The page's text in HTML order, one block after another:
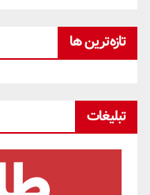
تازه‌ترین ها
تبلیغات